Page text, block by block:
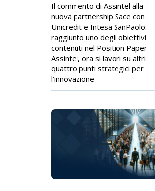
Il commento di Assintel alla
nuova partnership Sace con
Unicredit e Intesa SanPaolo:
raggiunto uno degli obiettivi
contenuti nel Position Paper
Assintel, ora si lavori su altri
quattro punti strategici per
l’innovazione